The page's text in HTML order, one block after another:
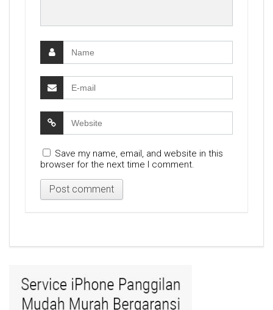
Save my name, email, and website in this
browser for the next time I comment.